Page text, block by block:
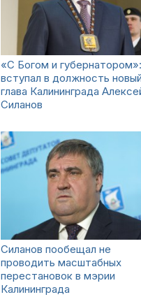
«С Богом и
вступал в должность
глава Калининграда
Силанов
Силанов пообещал не
проводить масштабных
перестановок в мэрии
Калининграда